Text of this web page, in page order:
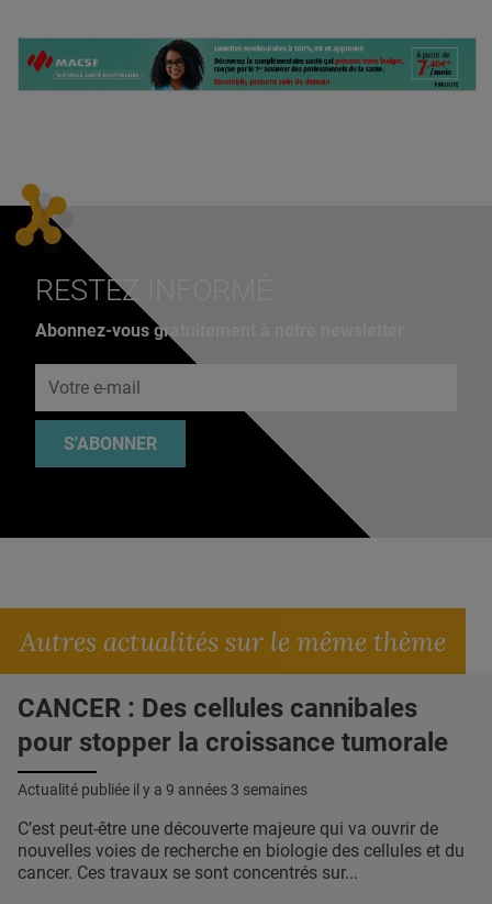
RESTEZ INFORMÉ
Abonnez-vous gratuitement à notre newsletter
S'ABONNER
Autres actualités sur le même thème
CANCER : Des cellules cannibales
pour stopper la croissance tumorale
Actualité publiée il y a 9 années 3 semaines
C’est peut-être une découverte majeure qui va ouvrir de
nouvelles voies de recherche en biologie des cellules et du
cancer. Ces travaux se sont concentrés sur...